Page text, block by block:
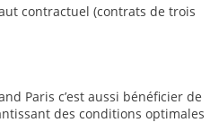
contractuel (contrats de trois
Paris c’est aussi bénéficier de
des conditions optimales